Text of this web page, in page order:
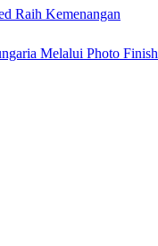
Raih Kemenangan
Melalui Photo Finish